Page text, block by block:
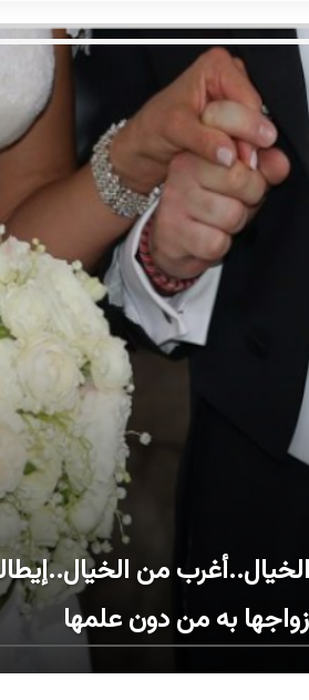
من
به من دون علمها